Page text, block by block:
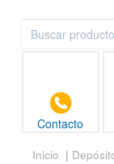
Contacto
Inicio |